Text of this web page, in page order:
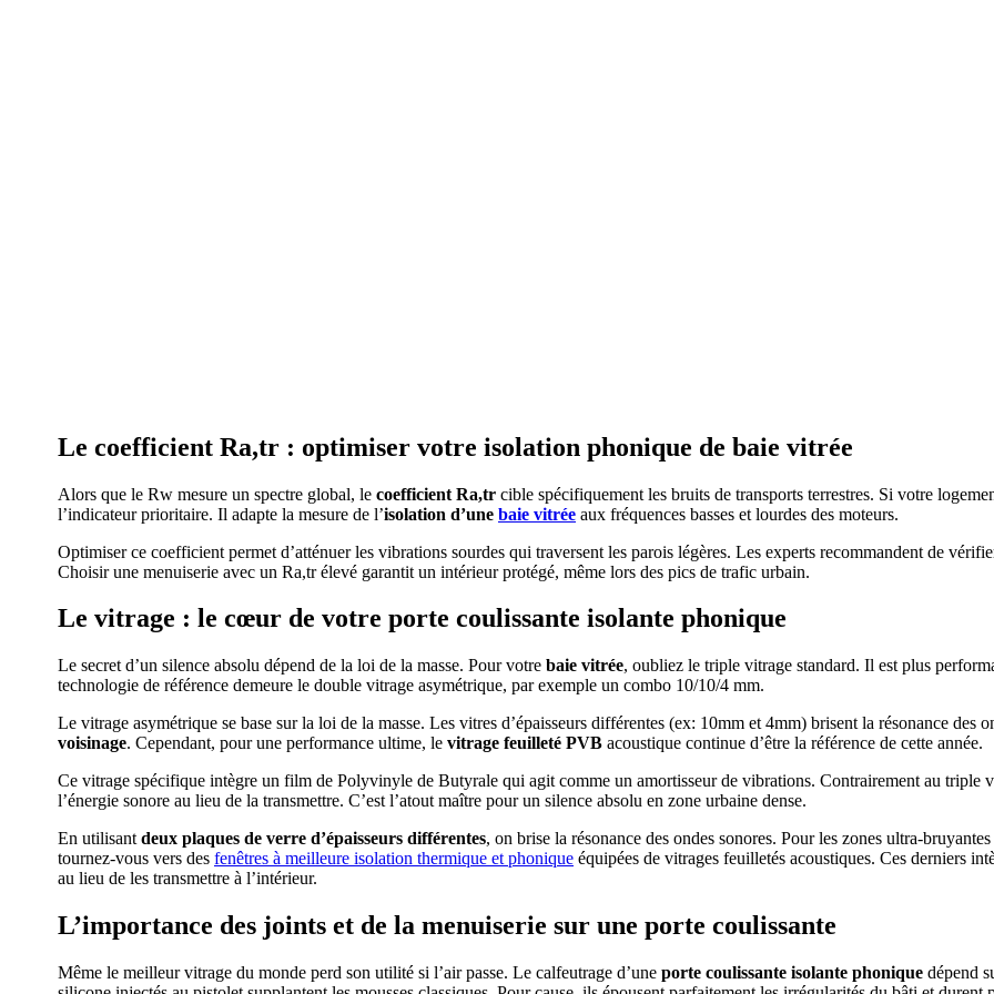
Le coefficient Ra,tr : optimiser votre isolation phonique de baie vitrée
Alors que le Rw mesure un spectre global, le coefficient Ra,tr cible spécifiquement les bruits de transports terrestres. Si votre
l’indicateur prioritaire. Il adapte la mesure de l’isolation d’une baie vitrée aux fréquences basses et lourdes des moteurs.
Optimiser ce coefficient permet d’atténuer les vibrations sourdes qui traversent les parois légères. Les experts recommandent de
Choisir une menuiserie avec un Ra,tr élevé garantit un intérieur protégé, même lors des pics de trafic urbain.
Le vitrage : le cœur de votre porte coulissante isolante phonique
Le secret d’un silence absolu dépend de la loi de la masse. Pour votre baie vitrée, oubliez le triple vitrage standard. Il est plus
technologie de référence demeure le double vitrage asymétrique, par exemple un combo 10/10/4 mm.
Le vitrage asymétrique se base sur la loi de la masse. Les vitres d’épaisseurs différentes (ex: 10mm et 4mm) brisent la résonance des
voisinage. Cependant, pour une performance ultime, le vitrage feuilleté PVB acoustique continue d’être la référence de cette année.
Ce vitrage spécifique intègre un film de Polyvinyle de Butyrale qui agit comme un amortisseur de vibrations. Contrairement au triple
l’énergie sonore au lieu de la transmettre. C’est l’atout maître pour un silence absolu en zone urbaine dense.
En utilisant deux plaques de verre d’épaisseurs différentes, on brise la résonance des ondes sonores. Pour les zones ultra-
tournez-vous vers des fenêtres à meilleure isolation thermique et phonique équipées de vitrages feuilletés acoustiques. Ces derniers
au lieu de les transmettre à l’intérieur.
L’importance des joints et de la menuiserie sur une porte coulissante
Même le meilleur vitrage du monde perd son utilité si l’air passe. Le calfeutrage d’une porte coulissante isolante phonique dépend